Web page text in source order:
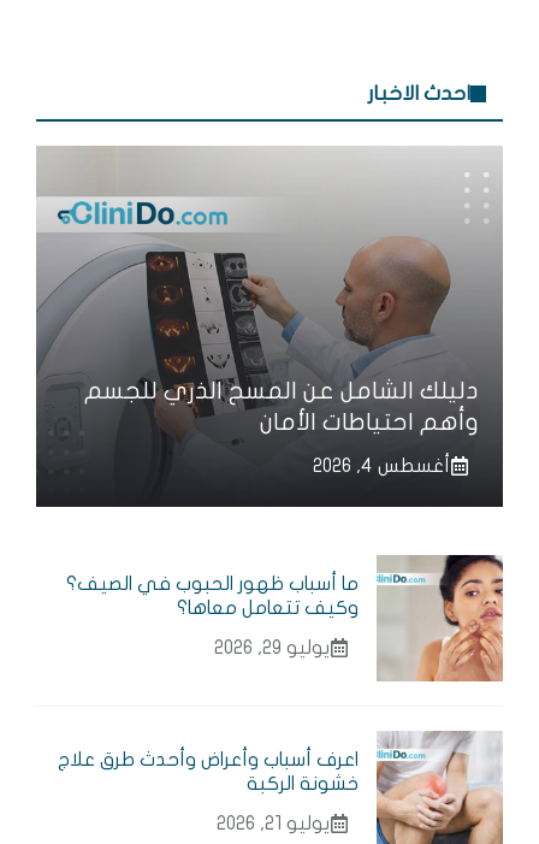
احدث الاخبار
دليلك الشامل عن المسح الذري للجسم
وأهم احتياطات الأمان
أغسطس 4, 2026
ما أسباب ظهور الحبوب في الصيف؟
وكيف تتعامل معاها؟
يوليو 29, 2026
اعرف أسباب وأعراض وأحدث طرق علاج
خشونة الركبة
يوليو 21, 2026